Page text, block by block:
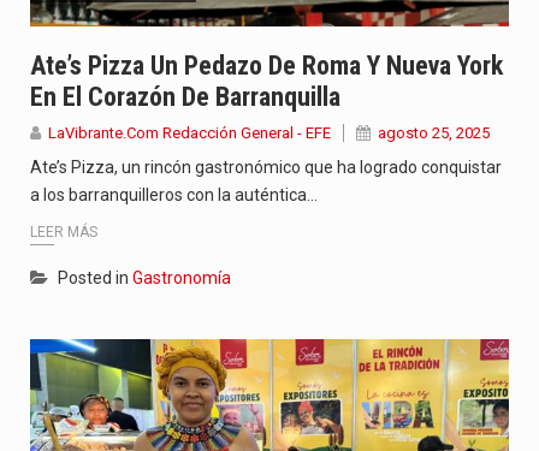
Ate’s Pizza Un Pedazo De Roma Y Nueva York
En El Corazón De Barranquilla
LaVibrante.Com Redacción General - EFE agosto 25, 2025
Ate’s Pizza, un rincón gastronómico que ha logrado conquistar
a los barranquilleros con la auténtica…
LEER MÁS
Posted in Gastronomía